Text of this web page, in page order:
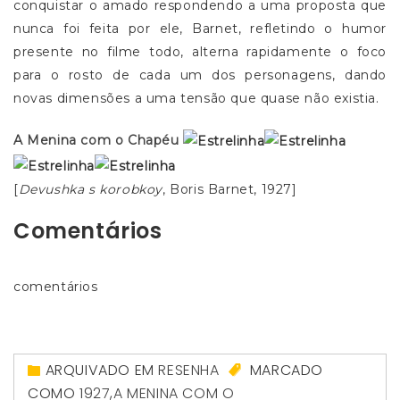
conquistar o amado respondendo a uma proposta que
nunca foi feita por ele, Barnet, refletindo o humor
presente no filme todo, alterna rapidamente o foco
para o rosto de cada um dos personagens, dando
novas dimensões a uma tensão que quase não existia.
A Menina com o Chapéu
[Devushka s korobkoy, Boris Barnet, 1927]
Comentários
comentários
ARQUIVADO EMRESENHA
MARCADO
COMO 1927,A MENINA COM O